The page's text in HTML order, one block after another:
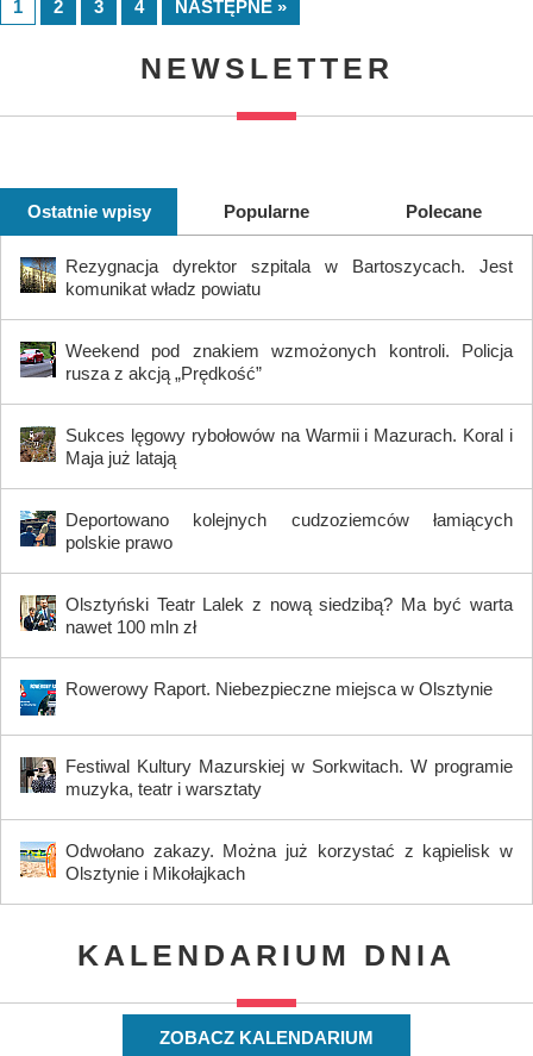
1 2 3 4 NASTĘPNE »
NEWSLETTER
Ostatnie wpisy Popularne Polecane
Rezygnacja dyrektor szpitala w Bartoszycach. Jest
komunikat władz powiatu
Weekend pod znakiem wzmożonych kontroli. Policja
rusza z akcją „Prędkość”
Sukces lęgowy rybołowów na Warmii i Mazurach. Koral i
Maja już latają
Deportowano kolejnych cudzoziemców łamiących
polskie prawo
Olsztyński Teatr Lalek z nową siedzibą? Ma być warta
nawet 100 mln zł
Rowerowy Raport. Niebezpieczne miejsca w Olsztynie
Festiwal Kultury Mazurskiej w Sorkwitach. W programie
muzyka, teatr i warsztaty
Odwołano zakazy. Można już korzystać z kąpielisk w
Olsztynie i Mikołajkach
KALENDARIUM DNIA
ZOBACZ KALENDARIUM